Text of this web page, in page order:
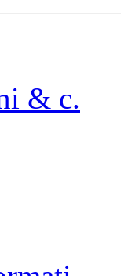
& c.